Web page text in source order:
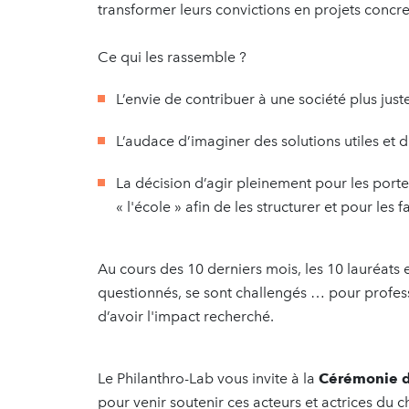
transformer leurs convictions en projets
Ce qui les rassemble ?
L’envie de contribuer à une société plus
L’audace d’imaginer des solutions utiles
La décision d’agir pleinement pour les
« l'école » afin de les structurer et pour les
Au cours des 10 derniers mois, les 10
questionnés, se sont challengés … pour
d’avoir l'impact recherché.
Le Philanthro-Lab vous invite à la Cérémonie
pour venir soutenir ces acteurs et actrices du